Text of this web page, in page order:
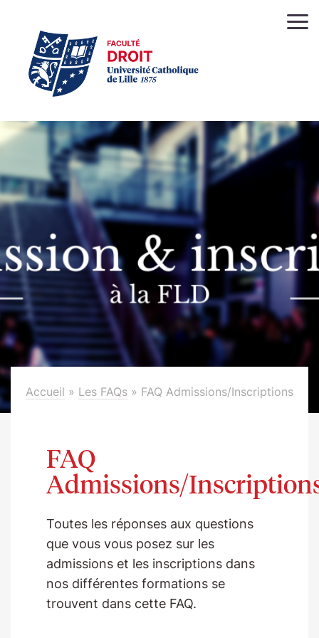
Accueil » Les FAQs » FAQ Admissions/Inscriptions
FAQ
Admissions/
Toutes les réponses aux questions
que vous vous posez sur les
admissions et les inscriptions dans
nos différentes formations se
trouvent dans cette FAQ.